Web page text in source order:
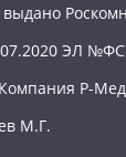
ЭЛ
Р-
М.Г.